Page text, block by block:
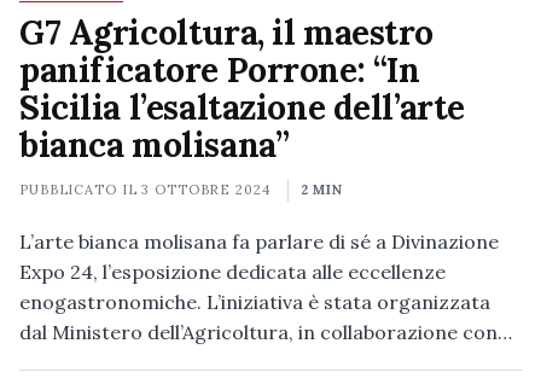
G7 Agricoltura, il maestro
panificatore Porrone: “In
Sicilia l’esaltazione dell’arte
bianca molisana”
PUBBLICATO IL3 OTTOBRE 2024 2 MIN
L’arte bianca molisana fa parlare di sé a Divinazione
Expo 24, l’esposizione dedicata alle eccellenze
enogastronomiche. L’iniziativa è stata organizzata
dal Ministero dell’Agricoltura, in collaborazione con…